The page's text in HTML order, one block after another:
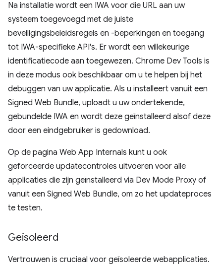
Na installatie wordt een IWA voor die URL aan uw
systeem toegevoegd met de juiste
beveiligingsbeleidsregels en -beperkingen en toegang
tot IWA-specifieke API's. Er wordt een willekeurige
identificatiecode aan toegewezen. Chrome Dev Tools is
in deze modus ook beschikbaar om u te helpen bij het
debuggen van uw applicatie. Als u installeert vanuit een
Signed Web Bundle, uploadt u uw ondertekende,
gebundelde IWA en wordt deze geïnstalleerd alsof deze
door een eindgebruiker is gedownload.
Op de pagina Web App Internals kunt u ook
geforceerde updatecontroles uitvoeren voor alle
applicaties die zijn geïnstalleerd via Dev Mode Proxy of
vanuit een Signed Web Bundle, om zo het updateproces
te testen.
Geïsoleerd
Vertrouwen is cruciaal voor geïsoleerde webapplicaties.